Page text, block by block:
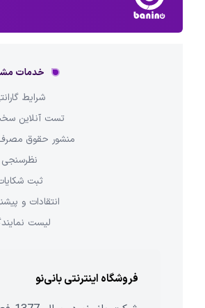
خدمات
شرایط
تست آنلاین
منشور حقوق مصرف
نظرسنجی
ثبت
انتقادات و
لیست
فروشگاه اینترنتی بانی‌نو